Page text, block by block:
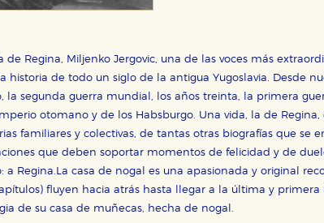
de Regina, Miljenko Jergovic, una de las voces más
historia de todo un siglo de la antigua Yugoslavia. Desde
la segunda guerra mundial, los años treinta, la primera
otomano y de los Habsburgo. Una vida, la de
familiares y colectivas, de tantas otras biografías que se
que deben soportar momentos de felicidad y de
a Regina.La casa de nogal es una apasionada y original
fluyen hacia atrás hasta llegar a la última y primera
de su casa de muñecas, hecha de nogal.
DE COOKIES